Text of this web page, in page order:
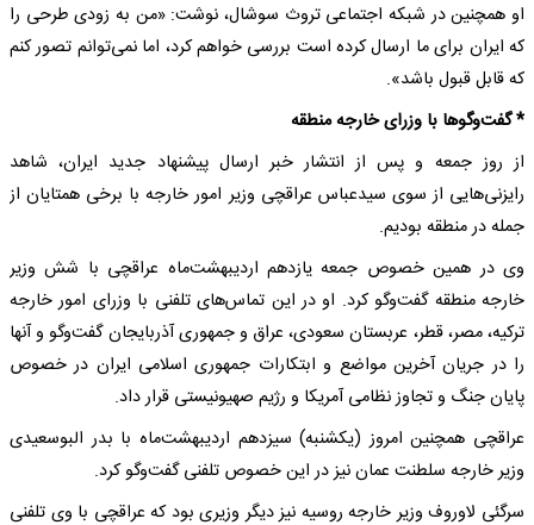
او همچنین در شبکه اجتماعی تروث سوشال، نوشت: «من به زودی طرحی را
که ایران برای ما ارسال کرده است بررسی خواهم کرد، اما نمی‌توانم تصور کنم
که قابل قبول باشد».
* گفت‌وگوها با وزرای خارجه منطقه
از روز جمعه و پس از انتشار خبر ارسال پیشنهاد جدید ایران، شاهد
رایزنی‌هایی از سوی سیدعباس عراقچی وزیر امور خارجه با برخی همتایان از
جمله در منطقه بودیم.
وی در همین خصوص جمعه یازدهم اردیبهشت‌ماه عراقچی با شش وزیر
خارجه منطقه گفت‌وگو کرد. او در این تماس‌های تلفنی با وزرای امور خارجه
ترکیه، مصر، قطر، عربستان سعودی، عراق و جمهوری آذربایجان گفت‌وگو و آنها
را در جریان آخرین مواضع و ابتکارات جمهوری اسلامی ایران در خصوص
پایان جنگ و تجاوز نظامی آمریکا و رژیم صهیونیستی قرار داد.
عراقچی همچنین امروز (یکشنبه) سیزدهم اردیبهشت‌ماه با بدر البوسعیدی
وزیر خارجه سلطنت عمان نیز در این خصوص تلفنی گفت‌وگو کرد.
سرگئی لاوروف وزیر خارجه روسیه نیز دیگر وزیری بود که عراقچی با وی تلفنی